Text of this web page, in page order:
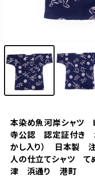
本染め魚河岸シャツ
寺公認 認定証付き
かし入り） 日本
人の仕立てシャツ
津 浜通り 港町